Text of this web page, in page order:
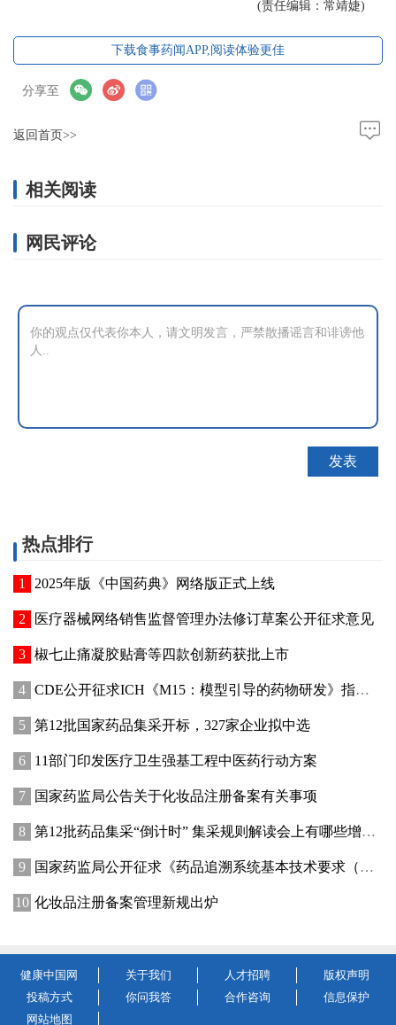
(责任编辑：常靖婕)
下载食事药闻APP,阅读体验更佳
分享至
返回首页>>
相关阅读
网民评论
热点排行
2025年版《中国药典》网络版正式上线
医疗器械网络销售监督管理办法修订草案公开征求意见
椒七止痛凝胶贴膏等四款创新药获批上市
CDE公开征求ICH《M15：模型引导的药物研发》指导原则实施建议和中文翻译稿意见
第12批国家药品集采开标，327家企业拟中选
11部门印发医疗卫生强基工程中医药行动方案
国家药监局公告关于化妆品注册备案有关事项
第12批药品集采“倒计时” 集采规则解读会上有哪些增量信息？
国家药监局公开征求《药品追溯系统基本技术要求（修订征求意见稿）》意见
化妆品注册备案管理新规出炉
健康中国网 关于我们 人才招聘
版权声明
投稿方式
你问我答 合作咨询
信息保护
网站地图